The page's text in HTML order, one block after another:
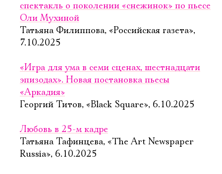
спектакль о поколении «снежинок» по пьесе
Оли Мухиной
Татьяна Филиппова, «Российская газета»,
7.10.2025
«Игра для ума в семи сценах, шестнадцати
эпизодах». Новая постановка пьесы
«Аркадия»
Георгий Титов, «Black Square», 6.10.2025
Любовь в 25-м кадре
Татьяна Тафинцева, «The Art Newspaper
Russia», 6.10.2025